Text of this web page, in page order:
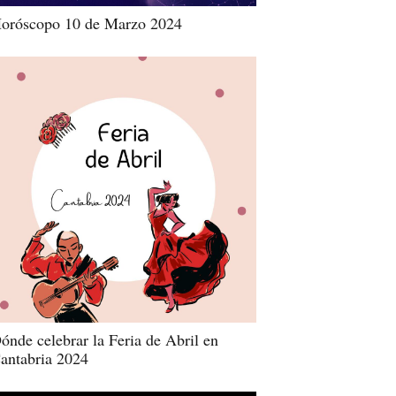
10 de Marzo 2024
celebrar la Feria de Abril en
2024